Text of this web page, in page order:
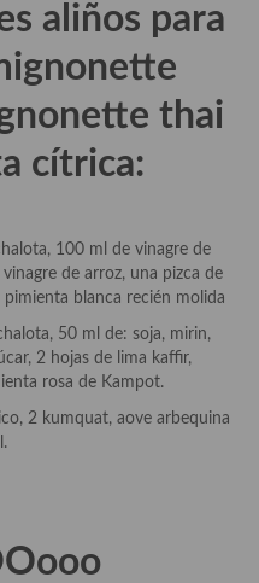
quiches y demás
AOVES
aliños para
thai
cítrica:
100 ml de vinagre de
de arroz, una pizca de
blanca recién molida
50 ml de: soja, mirin,
2 hojas de lima kaffir,
rosa de Kampot.
2 kumquat, aove arbequina